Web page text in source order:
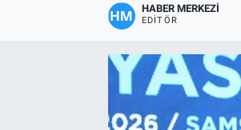
HABER MERKEZİ
EDITÖR
Kültür Sanat
Haber Arşivi